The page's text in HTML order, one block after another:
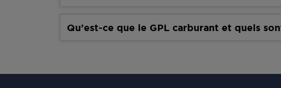
Qu’est-ce que le GPL carburant et quels